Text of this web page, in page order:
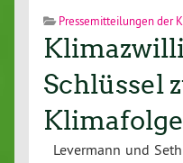
Pressemitteilungen der
Schlüssel
Levermann und